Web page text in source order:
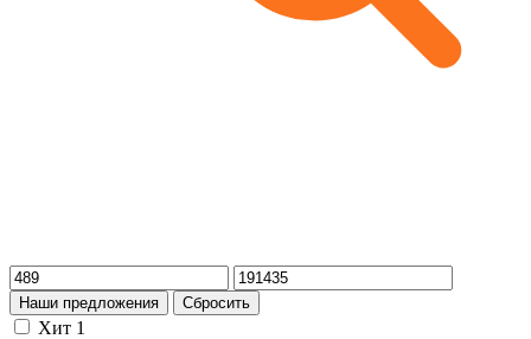
Наши предложения Сбросить
Хит 1